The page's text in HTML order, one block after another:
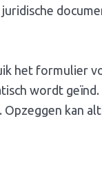
het formulier
wordt geïnd.
. Opzeggen kan